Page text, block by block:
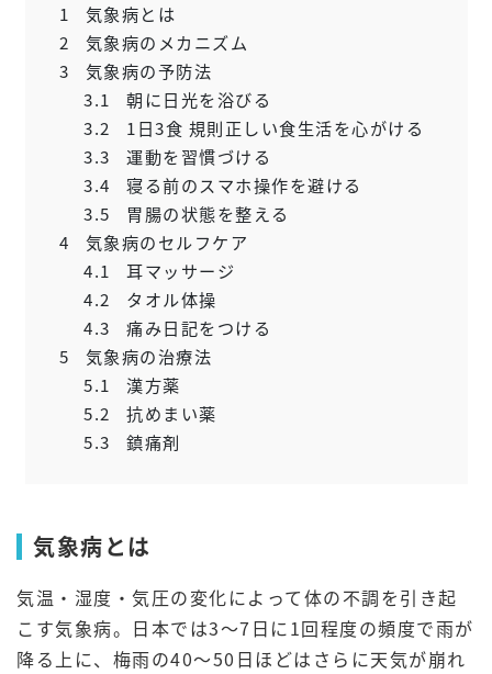
1
気象病とは
2
気象病のメカニズム
3
気象病の予防法
3.1
朝に日光を浴びる
3.2
1日3食 規則正しい食生活を心がける
3.3
運動を習慣づける
3.4
寝る前のスマホ操作を避ける
3.5
胃腸の状態を整える
4
気象病のセルフケア
4.1
耳マッサージ
4.2
タオル体操
4.3
痛み日記をつける
5
気象病の治療法
5.1
漢方薬
5.2
抗めまい薬
5.3
鎮痛剤
気象病とは
気温・湿度・気圧の変化によって体の不調を引き起
こす気象病。日本では3～7日に1回程度の頻度で雨が
降る上に、梅雨の40～50日ほどはさらに天気が崩れ